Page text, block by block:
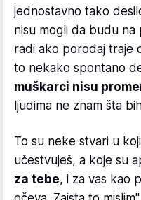
jednostavno tako
nisu mogli da budu
radi ako porođaj traje
to nekako spontano
muškarci nisu
ljudima ne znam šta
To su neke stvari u
učestvuješ, a koje su
za tebe, i za vas kao